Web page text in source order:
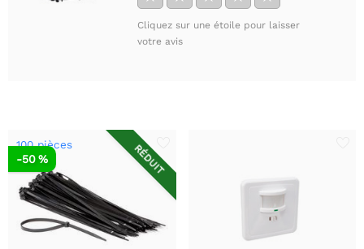
Cliquez sur une étoile pour laisser
votre avis
RÉDUIT
100 pièces
-50 %